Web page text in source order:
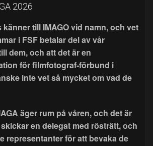
2026
känner till IMAGO vid namn, och vet
i FSF betalar del av vår
dem, och att det är en
för filmfotograf-förbund i
inte vet så mycket om vad de
äger rum på våren, och det är
en delegat med rösträtt, och
representanter för att bevaka de